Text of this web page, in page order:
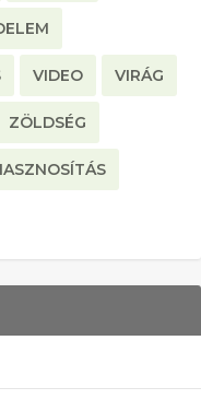
VIDEO VIRÁG
ZÖLDSÉG